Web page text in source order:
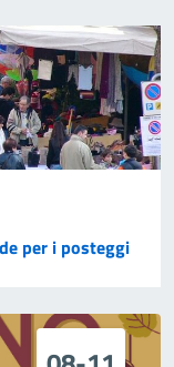
per i posteggi